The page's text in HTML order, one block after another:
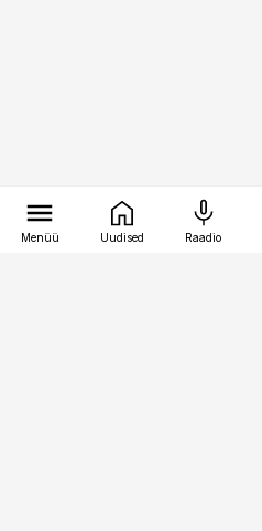
Menüü Uudised Raadio